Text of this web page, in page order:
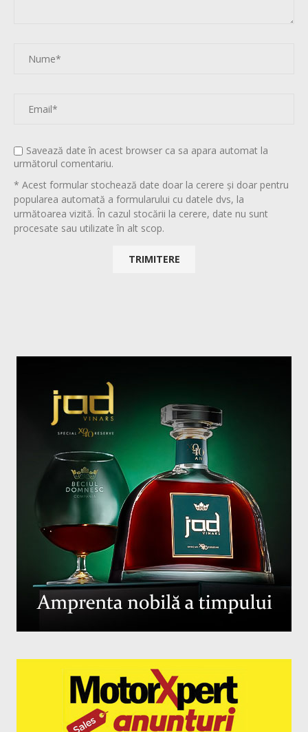
Savează date în acest browser ca sa apara automat la
următorul comentariu.
* Acest formular stochează date doar la cerere și doar pentru
popularea automată a formularului cu datele dvs, la
următoarea vizită. În cazul stocării la cerere, date nu sunt
procesate sau utilizate în alt scop.